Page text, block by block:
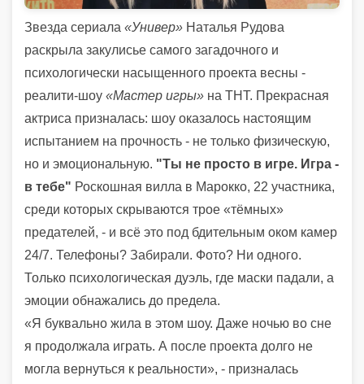
Звезда сериала «Универ» Наталья Рудова
раскрыла закулисье самого загадочного и
психологически насыщенного проекта весны -
реалити-шоу «Мастер игры» на ТНТ. Прекрасная
актриса призналась: шоу оказалось настоящим
испытанием на прочность - не только физическую,
но и эмоциональную. "Ты не просто в игре. Игра -
в тебе" Роскошная вилла в Марокко, 22 участника,
среди которых скрываются трое «тёмных»
предателей, - и всё это под бдительным оком камер
24/7. Телефоны? Забирали. Фото? Ни одного.
Только психологическая дуэль, где маски падали, а
эмоции обнажались до предела.
«Я буквально жила в этом шоу. Даже ночью во сне
я продолжала играть. А после проекта долго не
могла вернуться к реальности», - призналась